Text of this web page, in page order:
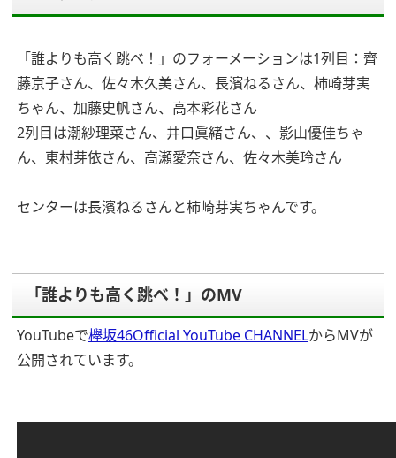
「誰よりも高く跳べ！」のフォーメーションは1列目：齊
藤京子さん、佐々木久美さん、長濱ねるさん、柿崎芽実
ちゃん、加藤史帆さん、高本彩花さん
2列目は潮紗理菜さん、井口眞緒さん、、影山優佳ちゃ
ん、東村芽依さん、高瀬愛奈さん、佐々木美玲さん
センターは長濱ねるさんと柿崎芽実ちゃんです。
「誰よりも高く跳べ！」のMV
YouTubeで欅坂46Official YouTube CHANNELからMVが
公開されています。